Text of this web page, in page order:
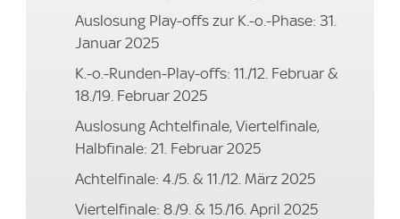
Auslosung Play-offs zur K.-o.-Phase: 31.
Januar 2025
K.-o.-Runden-Play-offs: 11./12. Februar &
18./19. Februar 2025
Auslosung Achtelfinale, Viertelfinale,
Halbfinale: 21. Februar 2025
Achtelfinale: 4./5. & 11./12. März 2025
Viertelfinale: 8./9. & 15./16. April 2025